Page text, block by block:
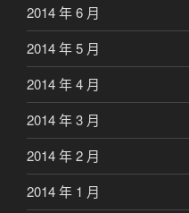
2014 年 6 月
2014 年 5 月
2014 年 4 月
2014 年 3 月
2014 年 2 月
2014 年 1 月